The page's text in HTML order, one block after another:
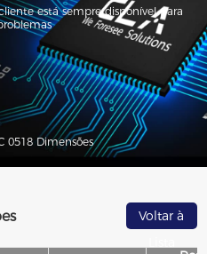
está sempre disponível para
0518 Dimensões
Voltar à